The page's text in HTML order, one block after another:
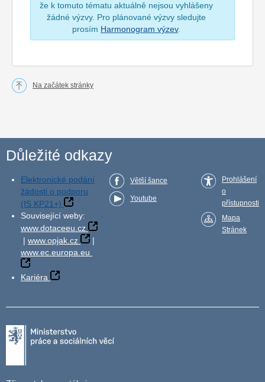
že k tomuto tématu aktuálně nejsou vyhlášeny
žádné výzvy. Pro plánované výzvy sledujte
prosím Harmonogram výzev.
Na začátek stránky
Důležité odkazy
Elektronické podání
žádosti o podporu
(IS KP21+)
Související weby:
www.dotaceeu.cz
| www.opjak.cz
|
www.ec.europa.eu
Kariéra
Větší šance
Youtube
Prohlášení
o
přístupnosti
Mapa
Stránek